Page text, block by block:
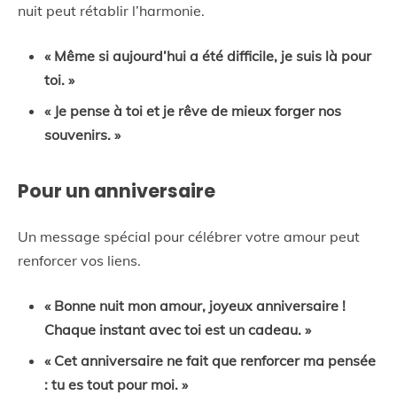
nuit peut rétablir l’harmonie.
« Même si aujourd’hui a été difficile, je suis là pour
toi. »
« Je pense à toi et je rêve de mieux forger nos
souvenirs. »
Pour un anniversaire
Un message spécial pour célébrer votre amour peut
renforcer vos liens.
« Bonne nuit mon amour, joyeux anniversaire !
Chaque instant avec toi est un cadeau. »
« Cet anniversaire ne fait que renforcer ma pensée
: tu es tout pour moi. »